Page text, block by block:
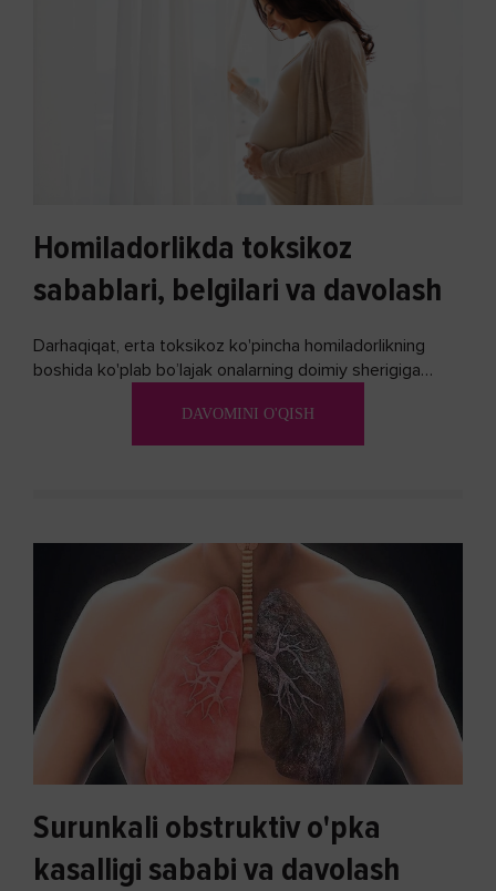
Homiladorlikda toksikoz
sabablari, belgilari va davolash
Darhaqiqat, erta toksikoz ko'pincha homiladorlikning
boshida ko'plab bo’lajak onalarning doimiy sherigiga
biron bir usuli bormi?DAVOMINI O'QISH
Surunkali obstruktiv o'pka
kasalligi sababi va davolash